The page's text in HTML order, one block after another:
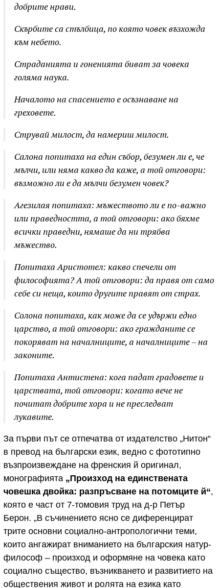
добрите нрави.
Скърбите са стълбица, по която човек възхожда
към небето.
Страданията и гоненията биват за човека
голяма наука.
Началото на спасението е осъзнаване на
греховете.
Струвай милост, да намериш милост.
Салона попитаха на един събор, безумен ли е, че
мълчи, или няма какво да каже, а той отговори:
възможно ли е да мълчи безумен човек?
Агезилая попитаха: мъжеството ли е по-важно
или праведността, а той отговори: ако бяхме
всички праведни, нямаше да ни трябва
мъжество.
Попитаха Аристотел: какво спечели от
философията? А той отговори: да правя от само
себе си неща, които другите правят от страх.
Солона попитаха, как може да се удържи едно
царство, а той отговори: ако гражданите се
покоряват на началниците, а началниците – на
законите.
Попитаха Антистена: кога падат градовете и
царствата, той отговори: когато вече не
почитат добрите хора и не преследват
лукавите.
За първи път се отпечатва от издателство „Нитон“
в превод на български език, ведно с фототипно
възпроизвеждане на френския й оригинал,
монографията „Произход на единствената
човешка двойка: разпръсване на потомците й“,
която е част от 7-томовия труд на д-р Петър
Берон. „В съчинението ясно се диференцират
трите основни социално-антропологични теми,
които ангажират вниманието на българския натур-
философ – произход и оформяне на човека като
социално същество, възникването и развитието на
обществения живот и ролята на езика като